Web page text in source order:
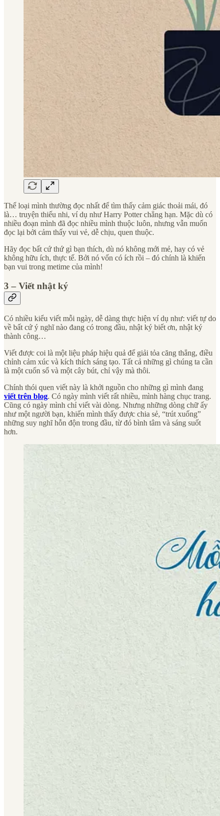
Thể loại mình thường đọc nhất để tìm thấy cảm giác thoải mái, đó
là… truyện thiếu nhi, ví dụ như Harry Potter chẳng hạn. Mặc dù có
nhiều đoạn mình đã đọc nhiều mình thuộc luôn, nhưng vẫn muốn
đọc lại bởi cảm thấy vui vẻ, dễ chịu, quen thuộc.
Hãy đọc bất cứ thứ gì bạn thích, dù nó không mới mẻ, hay có vẻ
không hữu ích, thực tế. Bởi nó vốn có ích rồi – đó chính là khiến
bạn vui trong metime của mình!
3 – Viết nhật ký
Có nhiều kiểu viết mỗi ngày, dễ dàng thực hiện ví dụ như: viết tự do
về bất cứ ý nghĩ nào đang có trong đầu, nhật ký biết ơn, nhật ký
thành công…
Viết được coi là một liệu pháp hiệu quả để giải tỏa căng thẳng, điều
chỉnh cảm xúc và kích thích sáng tạo. Tất cả những gì chúng ta cần
là một cuốn sổ và một cây bút, chỉ vậy mà thôi.
Chính thói quen viết này là khởi nguồn cho những gì mình đang
viết trên blog. Có ngày mình viết rất nhiều, mình hàng chục trang.
Cũng có ngày mình chỉ viết vài dòng. Nhưng những dòng chữ ấy
như một người bạn, khiến mình thấy được chia sẻ, “trút xuống”
những suy nghĩ hỗn độn trong đầu, từ đó bình tâm và sáng suốt
hơn.